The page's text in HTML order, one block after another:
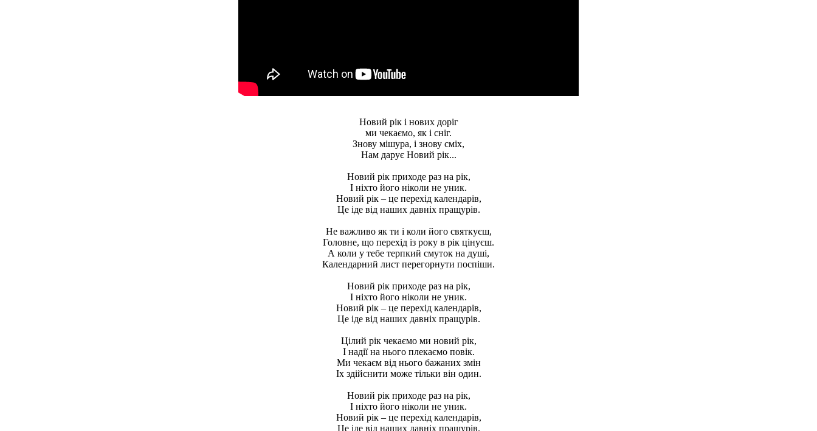
Новий рік і нових доріг
ми чекаємо, як і сніг.
Знову мішура, і знову сміх,
Нам дарує Новий рік...
Новий рік приходе раз на рік,
І ніхто його ніколи не уник.
Новий рік – це перехід календарів,
Це іде від наших давніх пращурів.
Не важливо як ти і коли його святкуєш,
Головне, що перехід із року в рік цінуєш.
А коли у тебе терпкий смуток на душі,
Календарний лист перегорнути поспіши.
Новий рік приходе раз на рік,
І ніхто його ніколи не уник.
Новий рік – це перехід календарів,
Це іде від наших давніх пращурів.
Цілий рік чекаємо ми новий рік,
І надії на нього плекаємо повік.
Ми чекаєм від нього бажаних змін
Іх здійснити може тільки він один.
Новий рік приходе раз на рік,
І ніхто його ніколи не уник.
Новий рік – це перехід календарів,
Це іде від наших давніх пращурів.